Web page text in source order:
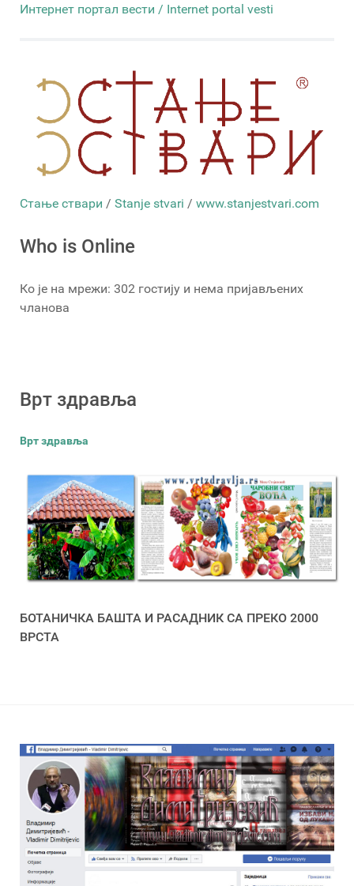
Интернет портал вести / Internet portal vesti
Стање ствари / Stanje stvari / www.stanjestvari.com
Who is Online
Ко је на мрежи: 302 гостију и нема пријављених
чланова
Врт здравља
Врт здравља
БОТАНИЧКА БАШТА И РАСАДНИК СА ПРЕКО 2000
ВРСТА